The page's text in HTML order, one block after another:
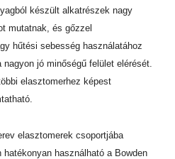
készült alkatrészek nagy
mutatnak, és gőzzel
hűtési sebesség használatához
jó minőségű felület elérését.
elasztomerhez képest
elasztomerek csoportjába
használható a Bowden